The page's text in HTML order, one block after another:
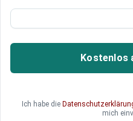
Leipziger
entgeht einem
York
Der Geiger Stefan
Anklage gegen ihn
Staatsanwaltschaft
Kostenlos
Ich habe die
mich